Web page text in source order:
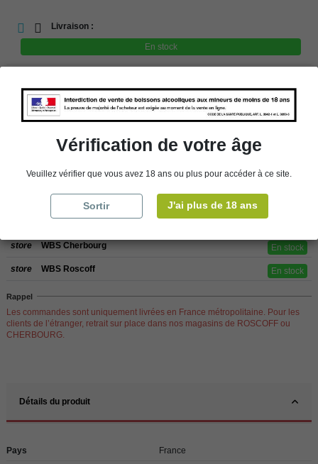
Livraison :
En stock
store Choisir un magasin
Ajouter au panier
store WBS Cherbourg En stock
store WBS Roscoff En stock
Rappel
Les commandes sont uniquement livrées en France métropolitaine. Pour les
clients de l’étranger, retrait sur place dans nos magasins de ROSCOFF ou
CHERBOURG.
Détails du produit
Pays France
Vérification de votre âge
Veuillez vérifier que vous avez 18 ans ou plus pour accéder à ce site.
Sortir J'ai plus de 18 ans